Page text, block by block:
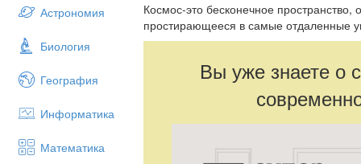
Астрономия
Биология
География
Информатика
Математика
Космос-это бесконечное
простирающееся в самые отдаленные
Вы уже знаете о